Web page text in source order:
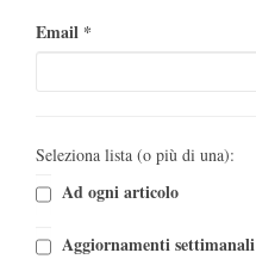
Email *
Seleziona lista (o più di una):
Ad ogni articolo
Aggiornamenti settimanali